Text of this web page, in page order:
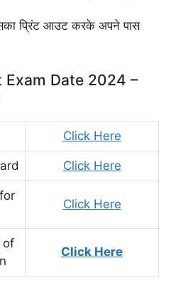
प्रिंट आउट करके अपने पास
Exam Date 2024 –
Click Here
Click Here
Click Here
of
Click Here